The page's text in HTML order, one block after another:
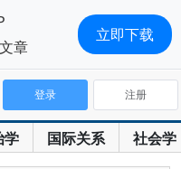
学 国际关系 社会学
登录 注册
章
立即下载